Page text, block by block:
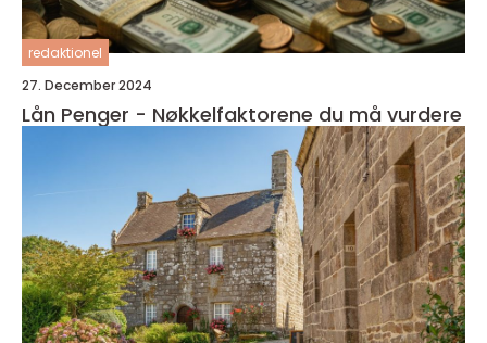
redaktionel
27. December 2024
Lån Penger - Nøkkelfaktorene du må vurdere